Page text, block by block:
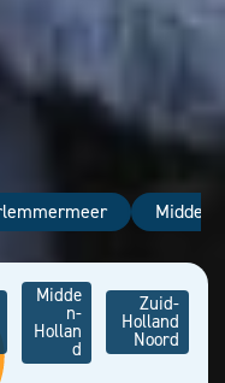
Midde
n-
Hollan
d
Zuid-
Holland
Noord